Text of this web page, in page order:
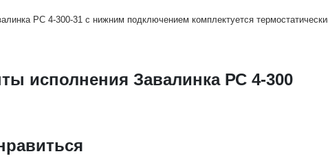
РС 4-300-31 с нижним подключением комплектуется
исполнения Завалинка РС 4-300